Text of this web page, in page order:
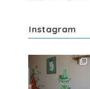
Instagram